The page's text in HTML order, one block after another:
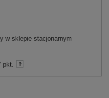
w sklepie stacjonarnym
pkt.